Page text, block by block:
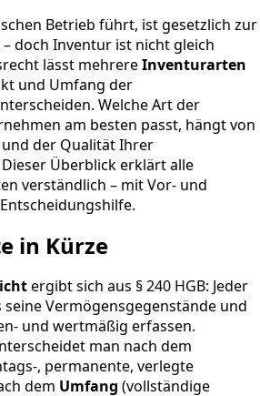
Betrieb führt, ist gesetzlich zur
doch Inventur ist nicht gleich
lässt mehrereInventurarten
und Umfang der
Welche Art der
am besten passt, hängt von
der Qualität Ihrer
Überblick erklärt alle
verständlich – mit Vor- und
in Kürze
ergibt sich aus § 240 HGB: Jeder
seine Vermögensgegenstände und
und wertmäßig erfassen.
man nach dem
, permanente, verlegte
dem Umfang (vollständige